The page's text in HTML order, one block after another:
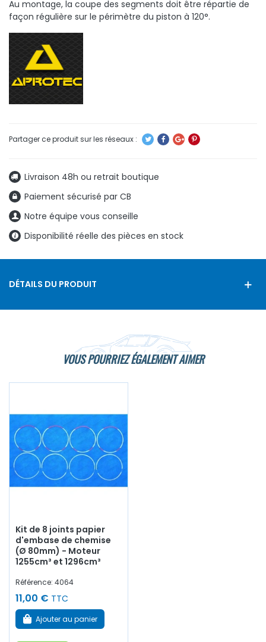
Au montage, la coupe des segments doit être répartie de
façon régulière sur le périmètre du piston à 120°.
Livraison 48h ou retrait boutique
Paiement sécurisé par CB
Notre équipe vous conseille
Disponibilité réelle des pièces en stock
DÉTAILS DU PRODUIT
VOUS POURRIEZ ÉGALEMENT AIMER
Kit de 8 joints papier
d'embase de chemise
(Ø 80mm) - Moteur
1255cm³ et 1296cm³
Référence: 4064
11,00 € TTC
Ajouter au panier